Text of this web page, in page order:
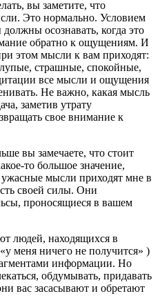
вы заметите, что
Это нормально. Условием
осознавать, когда это
обратно к ощущениям. И
этом мысли к вам приходят:
страшные, спокойные,
все мысли и ощущения
Не важно, какая мысль
заметив утрату
свое внимание к
вы замечаете, что стоит
то большое значение,
ужасные мысли приходят мне в
своей силы. Они
проносящиеся в вашем
людей, находящихся в
меня ничего не получится» )
информации. Но
обдумывать, придавать
вас засасывают и обретают